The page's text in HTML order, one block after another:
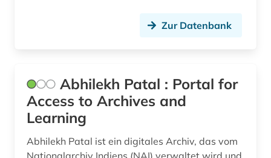
Zur Datenbank
Abhilekh Patal : Portal for
Access to Archives and
Learning
Abhilekh Patal ist ein digitales Archiv, das vom
Nationalarchiv Indiens (NAI) verwaltet wird und